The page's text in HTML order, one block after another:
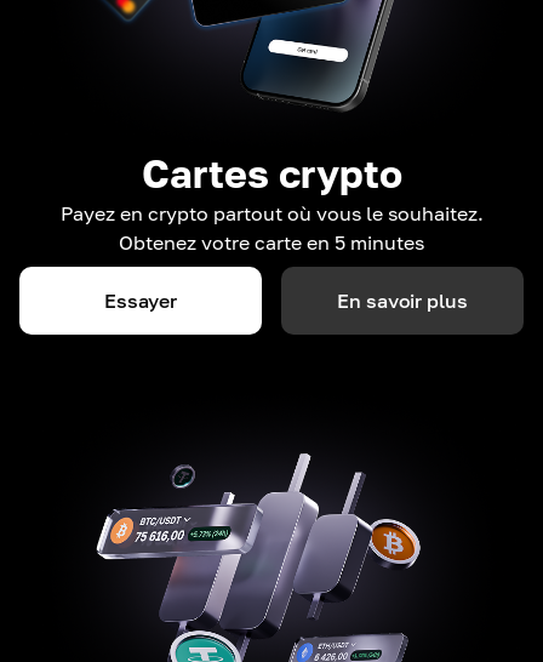
Cartes crypto
Payez en crypto partout où vous le souhaitez.
Obtenez votre carte en 5 minutes
Essayer En savoir plus